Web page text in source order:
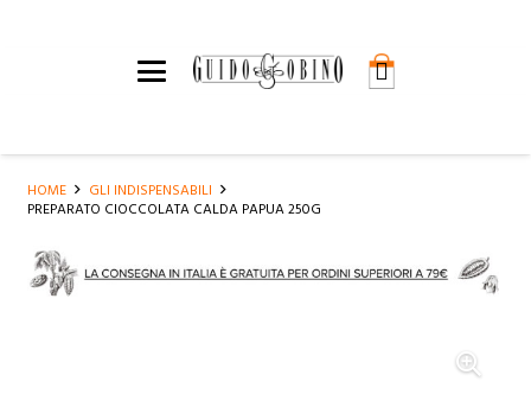
HOME
GLI INDISPENSABILI
PREPARATO CIOCCOLATA CALDA PAPUA 250G